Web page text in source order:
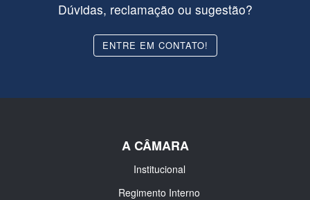
Dúvidas, reclamação ou sugestão?
ENTRE EM CONTATO!
A CÂMARA
Institucional
Regimento Interno